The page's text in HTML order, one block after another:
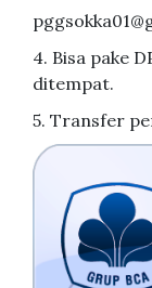
4. Bisa pake
ditempat.
5. Transfer